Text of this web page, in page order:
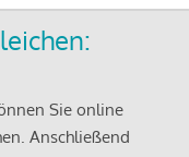
Sie online
Anschließend